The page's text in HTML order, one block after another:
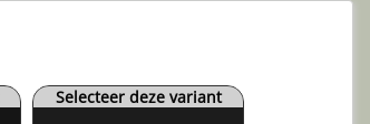
Selecteer deze variant